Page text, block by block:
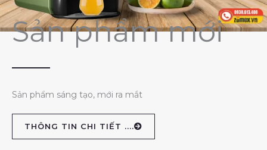
Sản phẩm mới
Sản phẩm sáng tạo, mới ra mắt
THÔNG TIN CHI TIẾT ....